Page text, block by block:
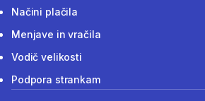
Načini plačila
Menjave in vračila
Vodič velikosti
Podpora strankam